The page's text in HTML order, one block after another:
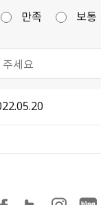
만족 보통